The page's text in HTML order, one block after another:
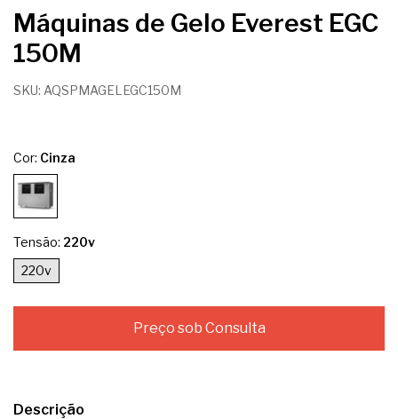
Máquinas de Gelo Everest EGC
150M
SKU: AQSPMAGELEGC150M
Cor: Cinza
Tensão: 220v
220v
Descrição